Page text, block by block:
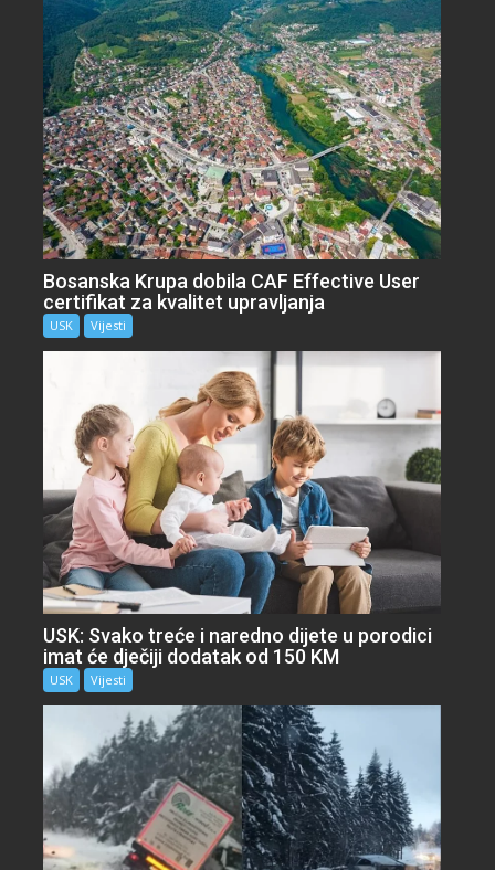
Bosanska Krupa dobila CAF Effective User
certifikat za kvalitet upravljanja
USK Vijesti
USK: Svako treće i naredno dijete u porodici
imat će dječiji dodatak od 150 KM
USK Vijesti